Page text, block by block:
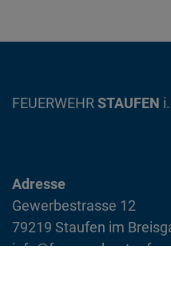
FEUERWEHRSTAUFEN
Adresse
Gewerbestrasse 12
79219 Staufen im
info@feuerwehr-